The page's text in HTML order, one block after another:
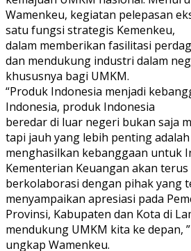
Wamenkeu, kegiatan pelepasan
satu fungsi strategis Kemenkeu,
dalam memberikan fasilitasi
dan mendukung industri dalam
khususnya bagi UMKM.
“Produk Indonesia menjadi
Indonesia, produk Indonesia
beredar di luar negeri bukan saja
tapi jauh yang lebih penting adalah
menghasilkan kebanggaan untuk
Kementerian Keuangan akan terus
berkolaborasi dengan pihak yang
menyampaikan apresiasi pada
Provinsi, Kabupaten dan Kota di
mendukung UMKM kita ke depan, ”
ungkap Wamenkeu.